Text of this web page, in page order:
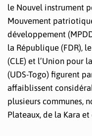
le Nouvel instrument
Mouvement
développement
la République (FDR),
(CLE) et l’Union pour
(UDS-Togo) figurent
affaiblissent
plusieurs communes,
Plateaux, de la Kara et